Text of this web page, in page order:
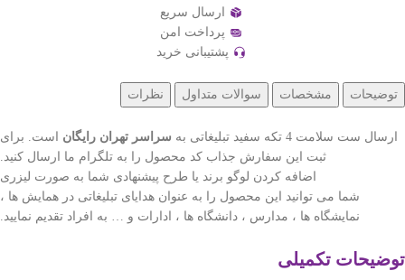
ارسال سریع
پرداخت امن
پشتیبانی خرید
توضیحات مشخصات سوالات متداول نظرات
ارسال ست سلامت 4 تکه سفید تبلیغاتی به سراسر تهران رایگان است. برای
ثبت این سفارش جذاب کد محصول را به تلگرام ما ارسال کنید.
اضافه کردن لوگو برند یا طرح پیشنهادی شما به صورت لیزری
شما می توانید این محصول را به عنوان هدایای تبلیغاتی در همایش ها ،
نمایشگاه ها ، مدارس ، دانشگاه ها ، ادارات و … به افراد تقدیم نمایید.
توضیحات تکمیلی